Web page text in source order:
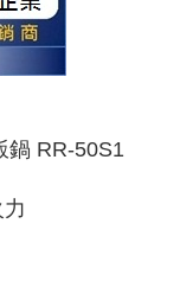
鍋 RR-50S1